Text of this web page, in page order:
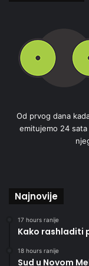
Od prvog dana
emitujemo 24
Najnovije
17 hours ranije
Kako rashladiti
18 hours ranije
Sud u Novom